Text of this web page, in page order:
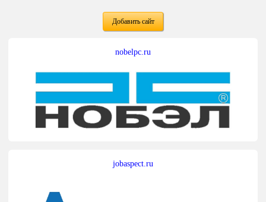
Добавить сайт
nobelpc.ru
jobaspect.ru